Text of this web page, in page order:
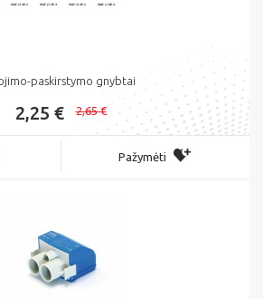
paskirstymo gnybtai
2,25 € 2,65 €
Pažymėti